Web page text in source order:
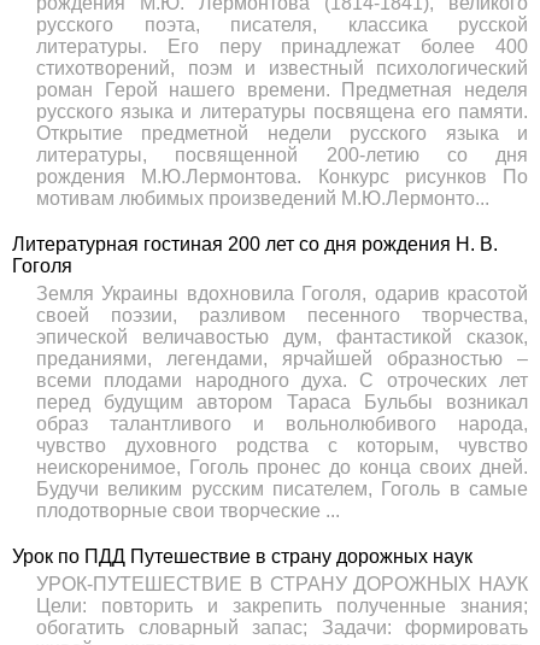
русского поэта, писателя, классика русской
литературы. Его перу принадлежат более 400
стихотворений, поэм и известный психологический
роман Герой нашего времени. Предметная неделя
русского языка и литературы посвящена его памяти.
Открытие предметной недели русского языка и
литературы, посвященной 200-летию со дня
рождения М.Ю.Лермонтова. Конкурс рисунков По
мотивам любимых произведений М.Ю.Лермонто...
Литературная гостиная 200 лет со дня рождения Н. В.
Гоголя
Земля Украины вдохновила Гоголя, одарив красотой
своей поэзии, разливом песенного творчества,
эпической величавостью дум, фантастикой сказок,
преданиями, легендами, ярчайшей образностью –
всеми плодами народного духа. С отроческих лет
перед будущим автором Тараса Бульбы возникал
образ талантливого и вольнолюбивого народа,
чувство духовного родства с которым, чувство
неискоренимое, Гоголь пронес до конца своих дней.
Будучи великим русским писателем, Гоголь в самые
плодотворные свои творческие ...
Урок по ПДД Путешествие в страну дорожных наук
УРОК-ПУТЕШЕСТВИЕ В СТРАНУ ДОРОЖНЫХ НАУК
Цели: повторить и закрепить полученные знания;
обогатить словарный запас; Задачи: формировать